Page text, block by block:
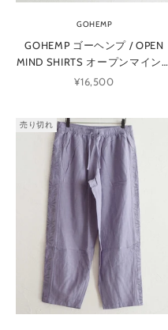
GOHEMP
GOHEMP ゴーヘンプ / OPEN
MIND SHIRTS オープンマインド
シャツ (GREEN グリーン)
セール価格
¥16,500
売り切れ